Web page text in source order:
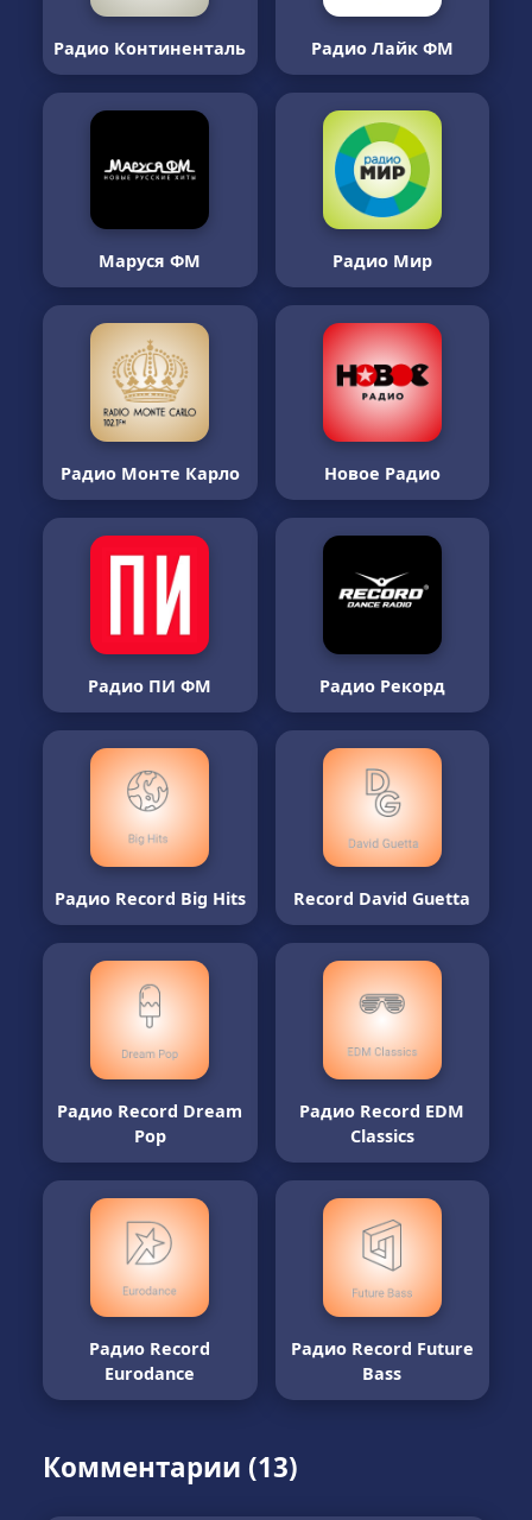
Радио Континенталь Радио Лайк ФМ
Маруся ФМ Радио Мир
Радио Монте Карло Новое Радио
Радио ПИ ФМ Радио Рекорд
Радио Record Big Hits Record David Guetta
Радио Record Dream
Pop
Радио Record EDM
Classics
Радио Record
Eurodance
Радио Record Future
Bass
Комментарии (13)